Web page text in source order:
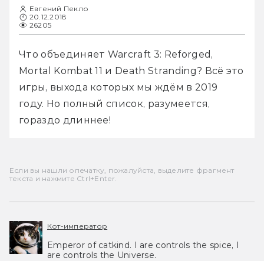
Евгений Пекло
20.12.2018
26205
Что объединяет Warcraft 3: Reforged,
Mortal Kombat 11 и Death Stranding? Всё это
игры, выхода которых мы ждём в 2019
году. Но полный список, разумеется,
гораздо длиннее!
Если вы нашли опечатку, пожалуйста, выделите фрагмент
текста и нажмите Ctrl+Enter.
Кот-император
Emperor of catkind. I are controls the spice, I
are controls the Universe.